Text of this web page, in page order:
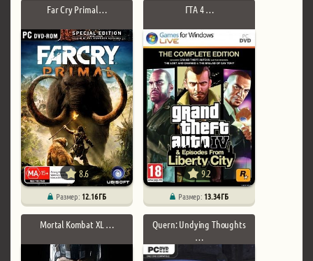
Far Cry Primal …
8.6
Размер: 12.16 ГБ
ГТА 4 …
9.2
Размер: 13.34 ГБ
Mortal Kombat XL …
Quern: Undying Thoughts
…